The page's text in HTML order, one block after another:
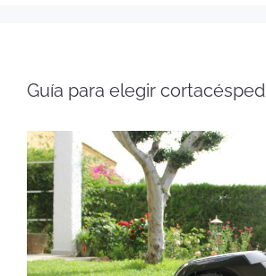
Guía para elegir cortacésped